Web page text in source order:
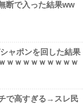
ので投票よろし
財源はどうするん
のパラダイスだった件
郎さん死去で落語家・
発・・・・・・・・・
ま平常心を装うｗｗｗ
断で入った結果ww
ャポンを回した結果
ｗｗｗｗｗｗｗｗｗ
で高すぎる→スレ民